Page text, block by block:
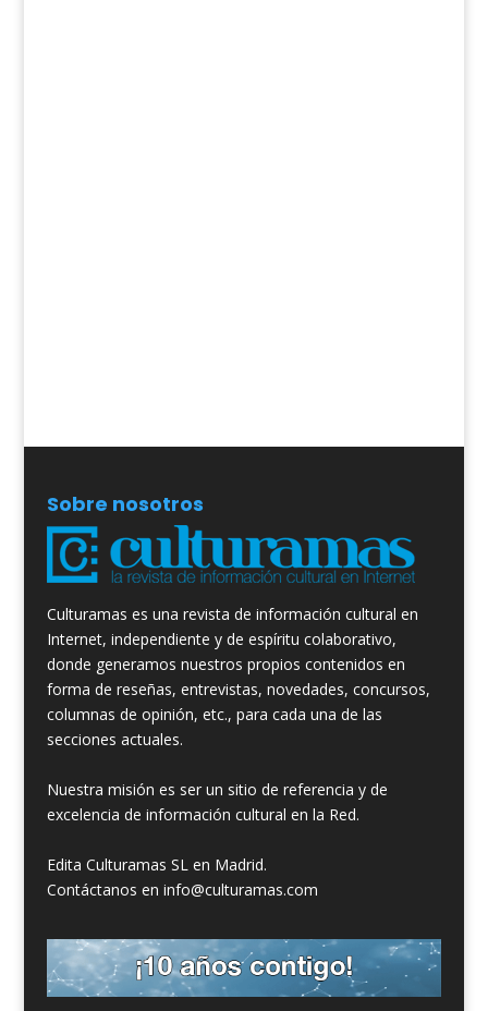
Sobre nosotros
Culturamas es una revista de información cultural en
Internet, independiente y de espíritu colaborativo,
donde generamos nuestros propios contenidos en
forma de reseñas, entrevistas, novedades, concursos,
columnas de opinión, etc., para cada una de las
secciones actuales.
Nuestra misión es ser un sitio de referencia y de
excelencia de información cultural en la Red.
Edita Culturamas SL en Madrid.
Contáctanos en info@culturamas.com